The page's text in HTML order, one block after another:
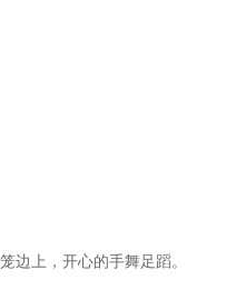
边上，开心的手舞足蹈。